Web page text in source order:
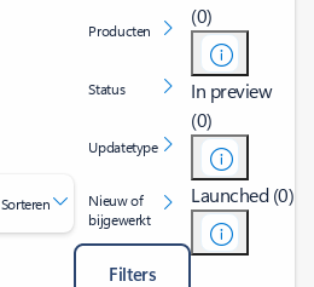
Sorteren
Producten
Status
Updatetype
Nieuw of
bijgewerkt
Filters
(0)
In preview
(0)
Launched (0)